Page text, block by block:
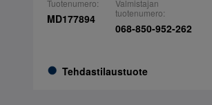
Tuotenumero:
MD177894
Tehdastilaustuote
Valmistajan
tuotenumero:
068-850-952-262